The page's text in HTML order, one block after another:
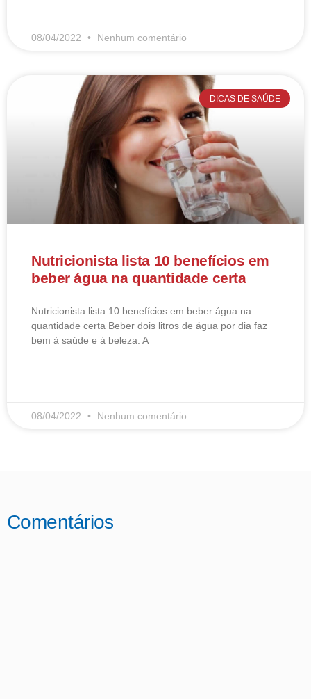
08/04/2022 Nenhum comentário
DICAS DE SAÚDE
Nutricionista lista 10 benefícios em
beber água na quantidade certa
Nutricionista lista 10 benefícios em beber água na
quantidade certa Beber dois litros de água por dia faz
bem à saúde e à beleza. A
08/04/2022 Nenhum comentário
Comentários